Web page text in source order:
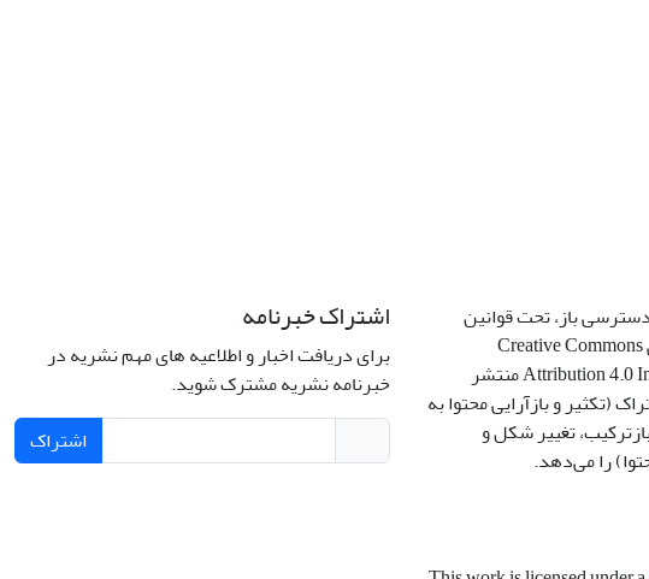
باز، تحت قوانین
گواهینامه بین‌المللی Creative Commons
Attribution 4.0 International License منتشر
(تکثیر و بازآرایی محتوا به
تغییر شکل و
را می‌دهد.
اشتراک خبرنامه
برای دریافت اخبار و اطلاعیه های مهم نشریه در
خبرنامه نشریه مشترک شوید.
اشتراک